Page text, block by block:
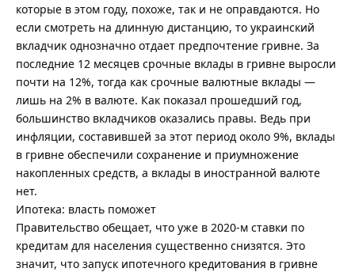
которые в этом году, похоже, так и не оправдаются. Но
если смотреть на длинную дистанцию, то украинский
вкладчик однозначно отдает предпочтение гривне. За
последние 12 месяцев срочные вклады в гривне выросли
почти на 12%, тогда как срочные валютные вклады —
лишь на 2% в валюте. Как показал прошедший год,
большинство вкладчиков оказались правы. Ведь при
инфляции, составившей за этот период около 9%, вклады
в гривне обеспечили сохранение и приумножение
накопленных средств, а вклады в иностранной валюте
нет.
Ипотека: власть поможет
Правительство обещает, что уже в 2020-м ставки по
кредитам для населения существенно снизятся. Это
значит, что запуск ипотечного кредитования в гривне